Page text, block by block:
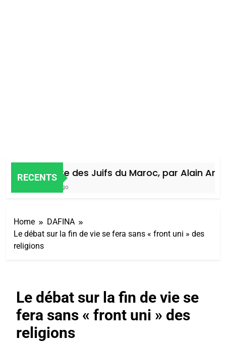
RECENTS
Histoire des Juifs du Maroc, par Alain Amiel
Home
DAFINA
Le débat sur la fin de vie se fera sans « front uni » des
religions
Le débat sur la fin de vie se
fera sans « front uni » des
religions